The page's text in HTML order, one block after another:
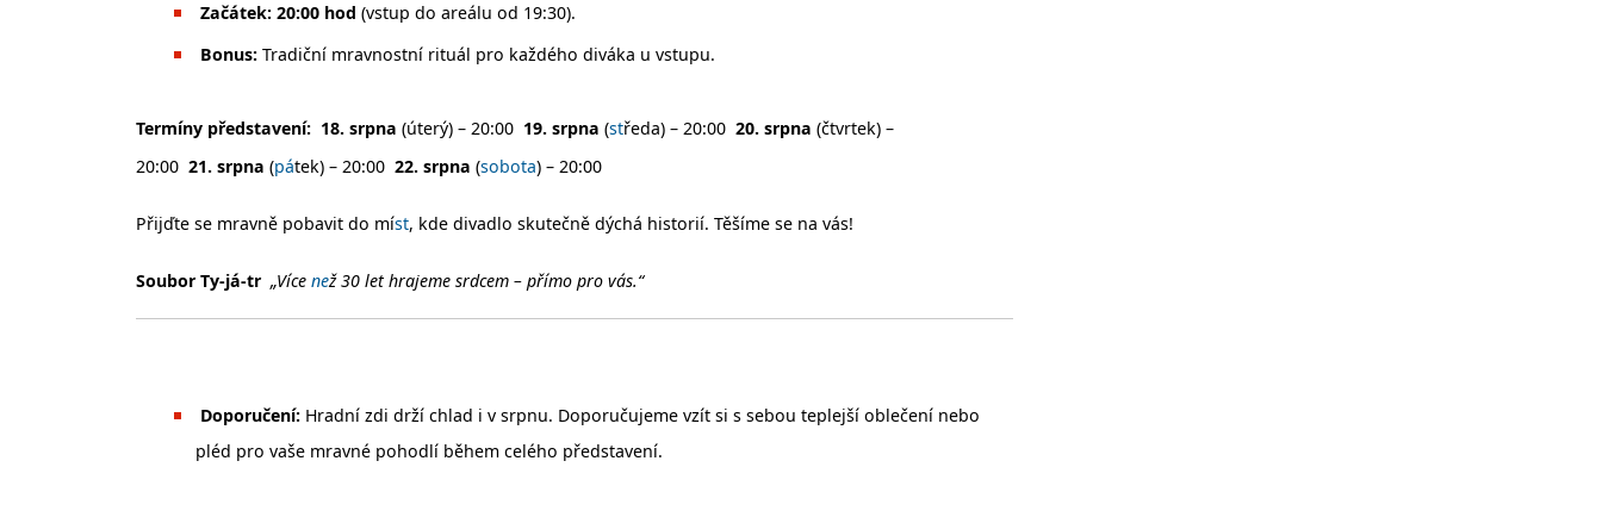
Začátek: 20:00 hod (vstup do areálu od 19:30).
Bonus: Tradiční mravnostní rituál pro každého diváka u vstupu.
Termíny představení: 18. srpna (úterý) – 20:00 19. srpna (středa) – 20:00 20. srpna (čtvrtek) –
20:00 21. srpna (pátek) – 20:00 22. srpna (sobota) – 20:00
Přijďte se mravně pobavit do míst, kde divadlo skutečně dýchá historií. Těšíme se na vás!
Soubor Ty-já-tr „Více než 30 let hrajeme srdcem – přímo pro vás.“
Doporučení: Hradní zdi drží chlad i v srpnu. Doporučujeme vzít si s sebou teplejší oblečení nebo
pléd pro vaše mravné pohodlí během celého představení.